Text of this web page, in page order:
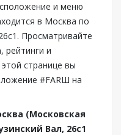
и меню
в Москва по
Просматривайте
рейтинги и
странице вы
#FARШ на
(Московская
Вал, 26с1